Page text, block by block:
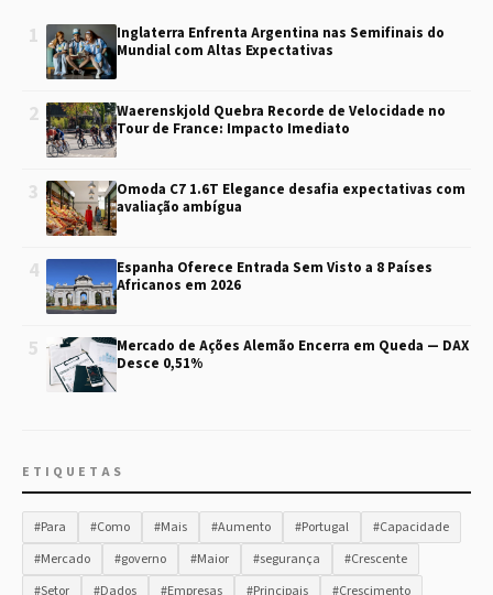
1
Inglaterra Enfrenta Argentina nas Semifinais do
Mundial com Altas Expectativas
2
Waerenskjold Quebra Recorde de Velocidade no
Tour de France: Impacto Imediato
3
Omoda C7 1.6T Elegance desafia expectativas com
avaliação ambígua
4
Espanha Oferece Entrada Sem Visto a 8 Países
Africanos em 2026
5
Mercado de Ações Alemão Encerra em Queda — DAX
Desce 0,51%
ETIQUETAS
#Para #Como #Mais #Aumento #Portugal
#Capacidade
#Mercado
#governo #Maior #segurança
#Crescente
#Setor
#Dados #Empresas #Principais
#Crescimento